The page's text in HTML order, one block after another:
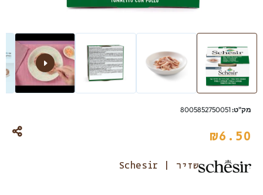
מק"ט:8005852750051
₪6.50
שזיר | Schesir